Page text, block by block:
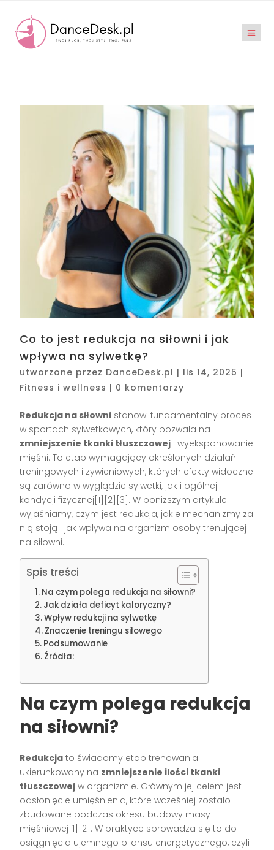
Co to jest redukcja na siłowni i jak
wpływa na sylwetkę?
utworzone przez DanceDesk.pl | lis 14, 2025 |
Fitness i wellness | 0 komentarzy
Redukcja na siłowni stanowi fundamentalny proces
w sportach sylwetkowych, który pozwala na
zmniejszenie tkanki tłuszczowej i wyeksponowanie
mięśni. To etap wymagający określonych działań
treningowych i żywieniowych, których efekty widoczne
są zarówno w wyglądzie sylwetki, jak i ogólnej
kondycji fizycznej[1][2][3]. W poniższym artykule
wyjaśniamy, czym jest redukcja, jakie mechanizmy za
nią stoją i jak wpływa na organizm osoby trenującej
na siłowni.
Spis treści
Na czym polega redukcja na siłowni?
Jak działa deficyt kaloryczny?
Wpływ redukcji na sylwetkę
Znaczenie treningu siłowego
Podsumowanie
Źródła:
Na czym polega redukcja
na siłowni?
Redukcja to świadomy etap trenowania
ukierunkowany na zmniejszenie ilości tkanki
tłuszczowej w organizmie. Głównym jej celem jest
odsłonięcie umięśnienia, które wcześniej zostało
zbudowane podczas okresu budowy masy
mięśniowej[1][2]. W praktyce sprowadza się to do
osiągnięcia ujemnego bilansu energetycznego, czyli